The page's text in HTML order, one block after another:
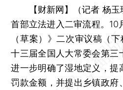
【财新网】（记者 杨玉
首部立法进入二审流程。10
（草案）》二次审议稿（
十三届全国人大常委会第三
进一步明确了湿地定义，提
罚款金额，并提出乡镇政府